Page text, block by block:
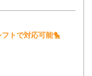
トで対応可能🐤